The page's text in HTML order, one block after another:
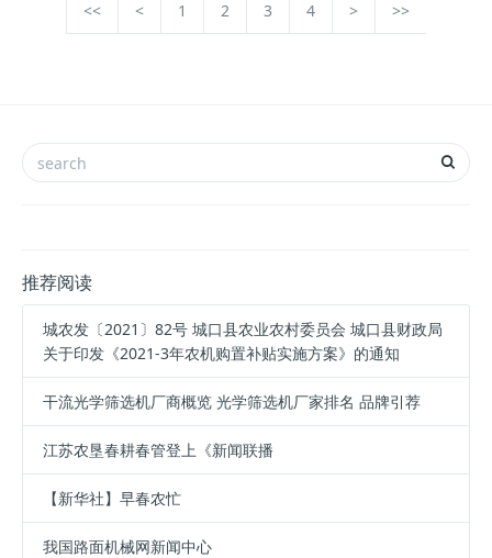
<< < 1 2 3 4 > >>
推荐阅读
城农发〔2021〕82号 城口县农业农村委员会 城口县财政局
关于印发《2021-3年农机购置补贴实施方案》的通知
干流光学筛选机厂商概览 光学筛选机厂家排名 品牌引荐
江苏农垦春耕春管登上《新闻联播
【新华社】早春农忙
我国路面机械网新闻中心